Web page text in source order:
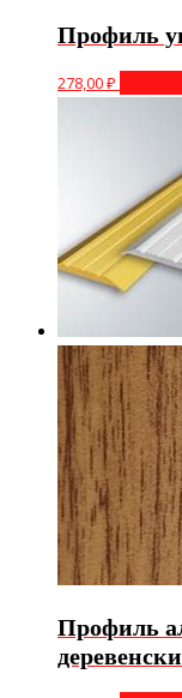
Профиль
278,00₽
Профиль